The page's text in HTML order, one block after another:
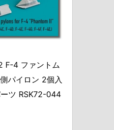
F-4 ファントム
パイロン 2個入
ツ RSK72-044